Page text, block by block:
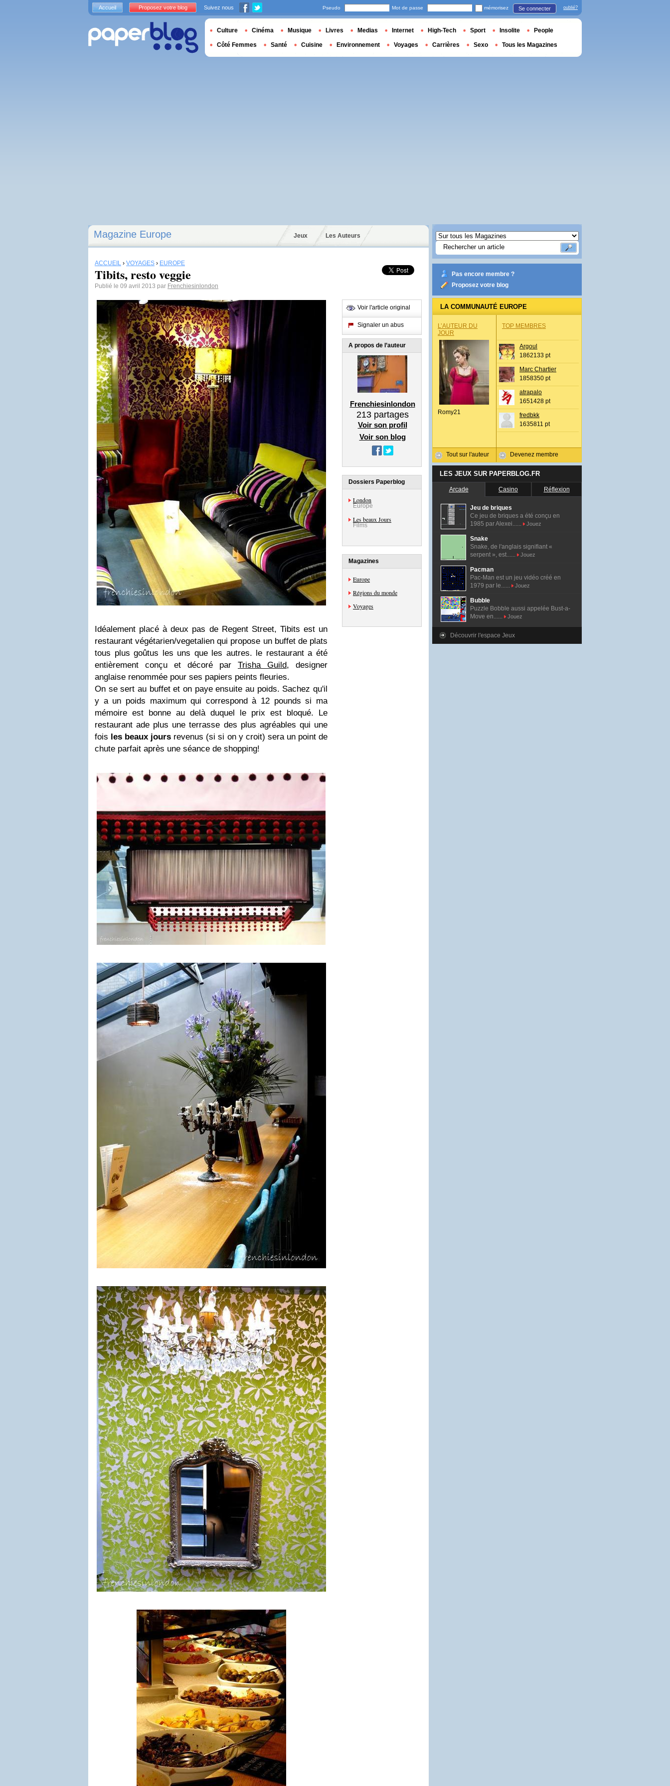
Magazine Europe Jeux Les Auteurs
ACCUEIL › VOYAGES › EUROPE
Tibits, resto veggie
Publié le 09 avril 2013 par Frenchiesinlondon
Idéalement placé à deux pas de Regent Street, Tibits est un
restaurant végétarien/vegetalien qui propose un buffet de plats
tous plus goûtus les uns que les autres. le restaurant a été
entièrement conçu et décoré par Trisha Guild, designer
anglaise renommée pour ses papiers peints fleuries.
On se sert au buffet et on paye ensuite au poids. Sachez qu'il
y a un poids maximum qui correspond à 12 pounds si ma
mémoire est bonne au delà duquel le prix est bloqué. Le
restaurant ade plus une terrasse des plus agréables qui une
fois les beaux jours revenus (si si on y croit) sera un point de
chute parfait après une séance de shopping!
Voir l'article original
Signaler un abus
A propos de l’auteur
Frenchiesinlondon
213partages
Voir son profil
Voir son blog
Dossiers Paperblog
London
Europe
Les beaux Jours
Films
Magazines
Europe
Régions du monde
Voyages
Pas encore membre ?
Proposez votre blog
LA COMMUNAUTÉ EUROPE
L’AUTEUR DU
JOUR
Romy21
Tout sur l'auteur
TOP MEMBRES
Argoul
1862133 pt
Marc Chartier
1858350 pt
atrapalo
1651428 pt
fredbkk
1635811 pt
Devenez membre
LES JEUX SUR PAPERBLOG.FR
Arcade Casino Réflexion
Jeu de briques
Ce jeu de briques a été conçu en
1985 par Alexei......
Jouez
Snake
Snake, de l'anglais signifiant «
serpent », est......
Jouez
Pacman
Pac-Man est un jeu vidéo créé en
1979 par le......
Jouez
Bubble
Puzzle Bobble aussi appelée Bust-a-
Move en......
Jouez
Découvrir l'espace Jeux
Accueil Proposez votre blog Suivez nous Pseudo Mot de passe mémorisez Se connecter oublié?
Culture Cinéma Musique Livres Medias Internet High-Tech Sport Insolite People
Côté Femmes Santé Cuisine Environnement Voyages Carrières Sexo Tous les Magazines